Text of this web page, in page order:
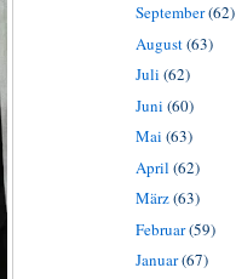
September(62)
August(63)
Juli (62)
Juni (60)
Mai (63)
April (62)
März(63)
Februar(59)
Januar(67)